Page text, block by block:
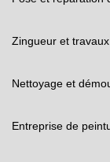
Zingueur et
Nettoyage et
Entreprise de